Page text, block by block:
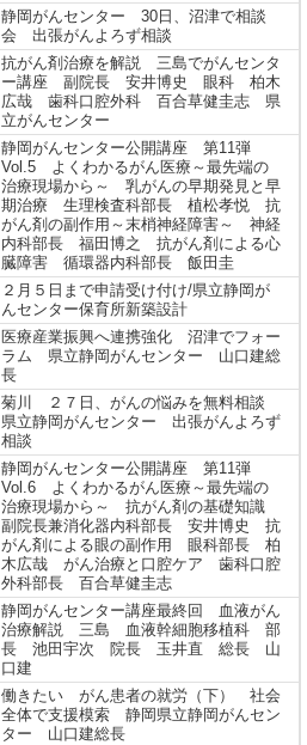
静岡がんセンター 30日、沼津で相談
会 出張がんよろず相談
抗がん剤治療を解説 三島でがんセンタ
ー講座 副院長 安井博史 眼科 柏木
広哉 歯科口腔外科 百合草健圭志 県
立がんセンター
静岡がんセンター公開講座 第11弾
Vol.5 よくわかるがん医療～最先端の
治療現場から～ 乳がんの早期発見と早
期治療 生理検査科部長 植松孝悦 抗
がん剤の副作用～末梢神経障害～ 神経
内科部長 福田博之 抗がん剤による心
臓障害 循環器内科部長 飯田圭
２月５日まで申請受け付け/県立静岡が
んセンター保育所新築設計
医療産業振興へ連携強化 沼津でフォー
ラム 県立静岡がんセンター 山口建総
長
菊川 ２７日、がんの悩みを無料相談
県立静岡がんセンター 出張がんよろず
相談
静岡がんセンター公開講座 第11弾
Vol.6 よくわかるがん医療～最先端の
治療現場から～ 抗がん剤の基礎知識
副院長兼消化器内科部長 安井博史 抗
がん剤による眼の副作用 眼科部長 柏
木広哉 がん治療と口腔ケア 歯科口腔
外科部長 百合草健圭志
静岡がんセンター講座最終回 血液がん
治療解説 三島 血液幹細胞移植科 部
長 池田宇次 院長 玉井直 総長 山
口建
働きたい がん患者の就労（下） 社会
全体で支援模索 静岡県立静岡がんセン
ター 山口建総長